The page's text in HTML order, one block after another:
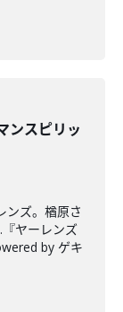
ンスピリッ
ンズ。楢原さ
ヤーレンズ
by ゲキ